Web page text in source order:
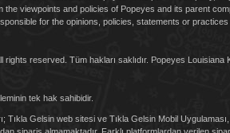
viewpoints and policies of Popeyes and its parent
for the opinions, policies, statements or
reserved. Tüm hakları saklıdır. Popeyes Louisiana
tek hak sahibidir.
Tıkla Gelsin web sitesi ve Tıkla Gelsin Mobil
sipariş almamaktadır. Farklı platformlardan verilen